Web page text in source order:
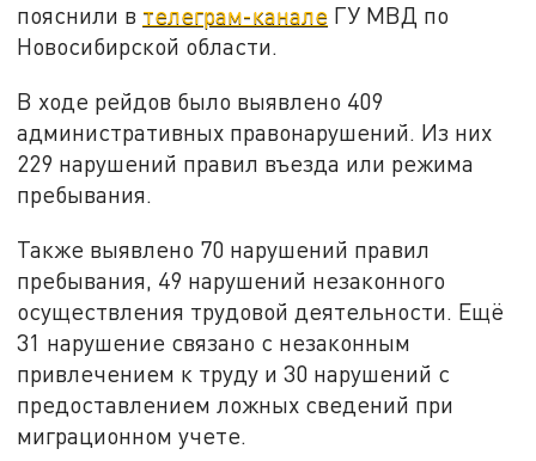
пояснили в телеграм-канале ГУ МВД по
Новосибирской области.
В ходе рейдов было выявлено 409
административных правонарушений. Из них
229 нарушений правил въезда или режима
пребывания.
Также выявлено 70 нарушений правил
пребывания, 49 нарушений незаконного
осуществления трудовой деятельности. Ещё
31 нарушение связано с незаконным
привлечением к труду и 30 нарушений с
предоставлением ложных сведений при
миграционном учете.